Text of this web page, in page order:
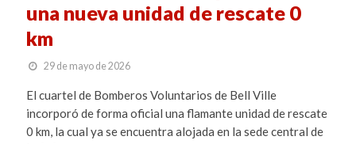
una nueva unidad de rescate 0
km
29 de mayo de 2026
El cuartel de Bomberos Voluntarios de Bell Ville
incorporó de forma oficial una flamante unidad de rescate
0 km, la cual ya se encuentra alojada en la sede central de